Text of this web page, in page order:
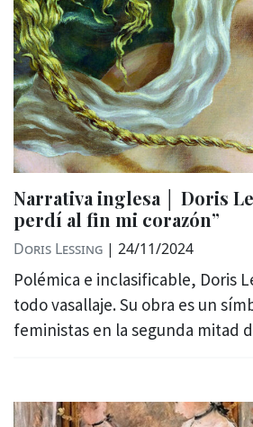
Narrativa inglesa │ Doris
perdí al fin mi corazón”
Doris Lessing | 24/11/2024
Polémica e inclasificable, Doris
todo vasallaje. Su obra es un
feministas en la segunda mitad